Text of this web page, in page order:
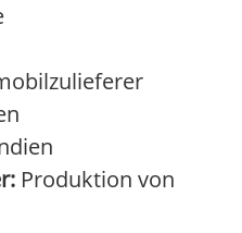
Produktion von